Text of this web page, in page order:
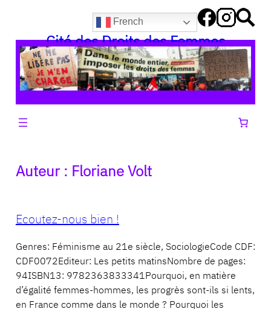
contenu
French
Cité des Droits des Femmes
Auteur : Floriane Volt
Ecoutez-nous bien !
Genres: Féminisme au 21e siècle, SociologieCode CDF:
CDF0072Editeur: Les petits matinsNombre de pages:
94ISBN13: 9782363833341Pourquoi, en matière
d’égalité femmes-hommes, les progrès sont-ils si lents,
en France comme dans le monde ? Pourquoi les